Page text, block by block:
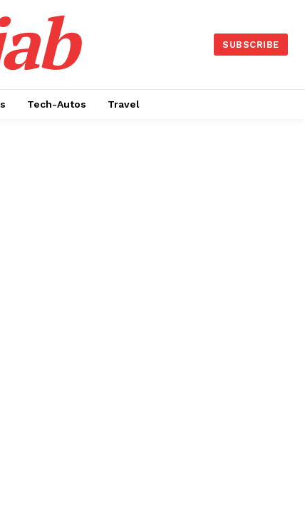
SUBSCRIBE
Tech-Autos Travel